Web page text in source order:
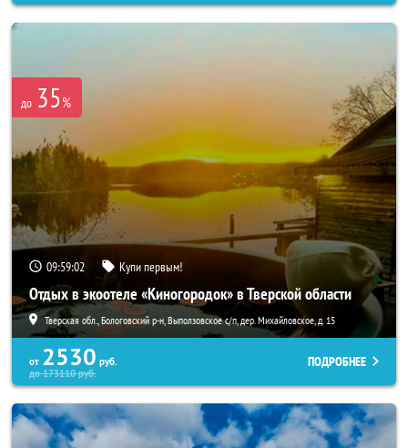
до 35%
09:59:01 Купи первым!
Отдых в экоотеле «Киногородок» в Тверской области
Тверская обл., Бологовский р-н, Выползовское с/п, дер. Михайловское, д. 15
от 2530 руб.
до173110руб.
ПОДРОБНЕЕ